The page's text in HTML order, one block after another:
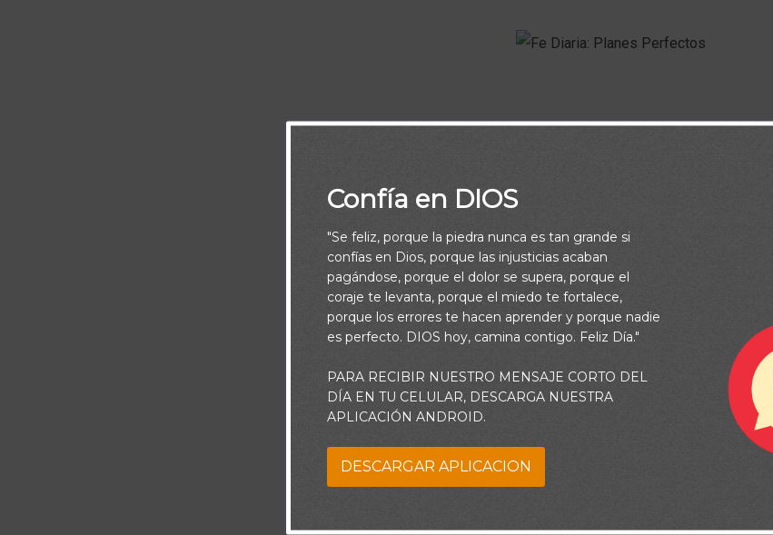
DIOS nunca se equivoca, Sus planes son Perfectos.
Confía en DIOS
"Se feliz, porque la piedra nunca es tan grande si
confías en Dios, porque las injusticias acaban
pagándose, porque el dolor se supera, porque el
coraje te levanta, porque el miedo te fortalece,
porque los errores te hacen aprender y porque nadie
es perfecto. DIOS hoy, camina contigo. Feliz Día."
PARA RECIBIR NUESTRO MENSAJE CORTO DEL
DÍA EN TU CELULAR, DESCARGA NUESTRA
APLICACIÓN ANDROID.
DESCARGAR APLICACION